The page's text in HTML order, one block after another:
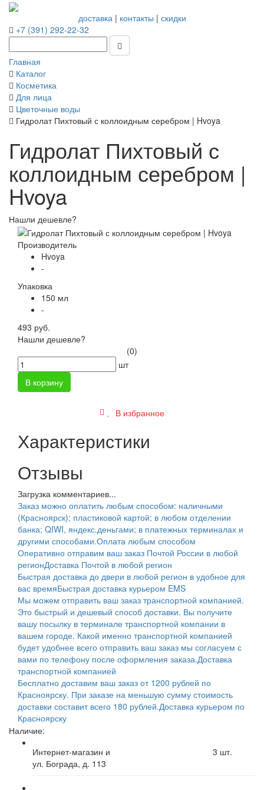
доставка| контакты | скидки
+7 (391) 292-22-32
Главная
Каталог
Косметика
Для лица
Цветочные воды
Гидролат Пихтовый с коллоидным серебром | Hvoya
Гидролат Пихтовый с
коллоидным серебром |
Hvoya
Нашли дешевле?
Производитель
Hvoya
-
Упаковка
150 мл
-
493 руб.
Нашли дешевле?
(0)
шт
В корзину
В избранное
Характеристики
Отзывы
Загрузка комментариев...
Заказ можно оплатить любым способом: наличными
(Красноярск); пластиковой картой; в любом отделении
банка; QIWI, яндекс.деньгами; в платежных терминалах и
другими способами.Оплата любым способом
Оперативно отправим ваш заказ Почтой России в любой
регионДоставка Почтой в любой регион
Быстрая доставка до двери в любой регион в удобное для
вас времяБыстрая доставка курьером EMS
Мы можем отправить ваш заказ транспортной компанией.
Это быстрый и дешевый способ доставки. Вы получите
вашу посылку в терминале транспортной компании в
вашем городе. Какой именно транспортной компанией
будет удобнее всего отправить ваш заказ мы согласуем с
вами по телефону после оформления заказа.Доставка
транспортной компанией
Бесплатно доставим ваш заказ от 1200 рублей по
Красноярску. При заказе на меньшую сумму стоимость
доставки составит всего 180 рублей.Доставка курьером по
Красноярску
Наличие:
Интернет-магазин и
ул. Бограда, д. 113
3 шт.